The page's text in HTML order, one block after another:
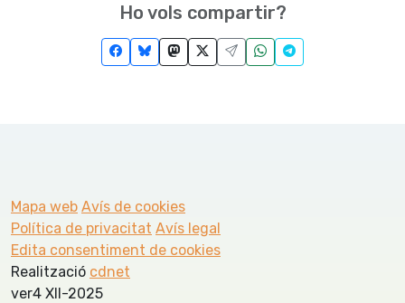
Ho vols compartir?
Mapa web Avís de cookies
Política de privacitat Avís legal
Edita consentiment de cookies
Realització cdnet
ver4 XII-2025